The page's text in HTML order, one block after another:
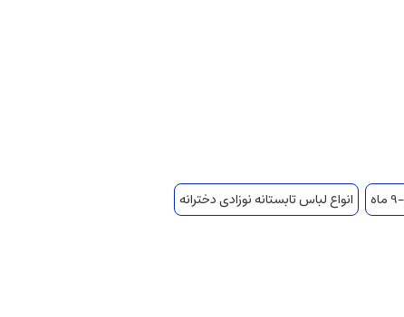
انواع لباس تابستانه نوزادی دخترانه